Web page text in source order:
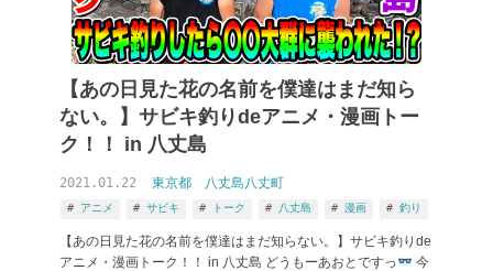
【あの日見た花の名前を僕達はまだ知ら
ない。】サビキ釣りdeアニメ・漫画トー
ク！！ in 八丈島
2021.01.22 東京都 八丈島八丈町
アニメ サビキ トーク 八丈島 漫画 釣り
【あの日見た花の名前を僕達はまだ知らない。】サビキ釣りde
アニメ・漫画トーク！！ in 八丈島 どうもーあおとですっ
今